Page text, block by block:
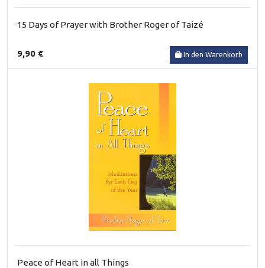
15 Days of Prayer with Brother Roger of Taizé
9,90 € In den Warenkorb
Peace of Heart in all Things